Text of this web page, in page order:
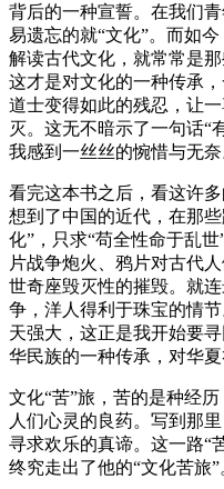
背后的一种宣誓。在我们
易遗忘的就“文化”。而如
解读古代文化，就常常是
这才是对文化的一种传承
道士变得如此的残忍，让
灭。这无不暗示了一句话“
我感到一丝丝的惋惜与无奈
看完这本书之后，看这许
想到了中国的近代，在那
化”，只求“苟全性命于乱
片战争炮火、鸦片对古代
世奇座毁灭性的摧毁。就
争，洋人得利于珠宝的情
天强大，这正是我开始要
华民族的一种传承，对华夏
文化“苦”旅，苦的是种经
人们心灵的良药。写到那
寻求欢乐的真谛。这一路“
终究走出了他的“文化苦旅”